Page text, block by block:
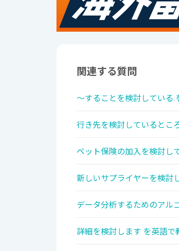
関連する質問
〜することを検討している
行き先を検討しているとこ
ペット保険の加入を検討し
新しいサプライヤーを検討
データ分析するためのアル
詳細を検討します を英語で